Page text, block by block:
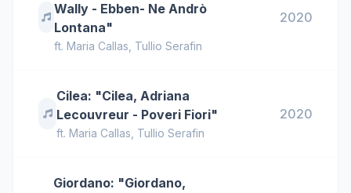
Wally - Ebben- Ne Andrò
Lontana"
ft. Maria Callas Tullio Serafin
2020
Cilea: "Cilea, Adriana
Lecouvreur - Poveri Fiori"
ft.Maria Callas Tullio Serafin
2020
Giordano: "Giordano,